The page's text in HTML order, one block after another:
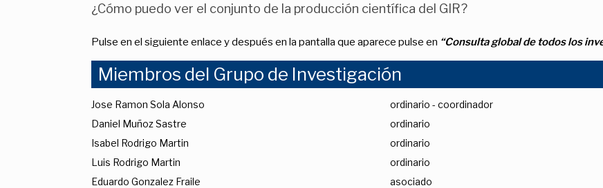
¿Cómo puedo ver el conjunto de la producción científica del GIR?
Pulse en el siguiente enlace y después en la pantalla que aparece pulse en “Consulta global de todos los
Miembros del Grupo de Investigación
Jose Ramon Sola Alonso
ordinario - coordinador
Daniel Muñoz Sastre
ordinario
Isabel Rodrigo Martin
ordinario
Luis Rodrigo Martin
ordinario
Eduardo Gonzalez Fraile
asociado